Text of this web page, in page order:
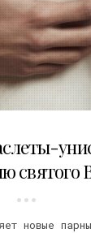
святого
новые